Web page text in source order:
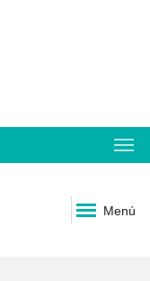
Menú